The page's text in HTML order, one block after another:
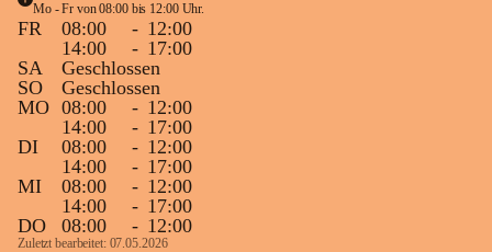
Mo - Fr von 08:00 bis 12:00 Uhr.
FR 08:00 - 12:00
14:00
- 17:00
SA
Geschlossen
SO
Geschlossen
MO 08:00 - 12:00
14:00
- 17:00
DI
08:00 - 12:00
14:00
- 17:00
MI
08:00 - 12:00
14:00
- 17:00
DO
08:00 - 12:00
Zuletzt bearbeitet: 07.05.2026